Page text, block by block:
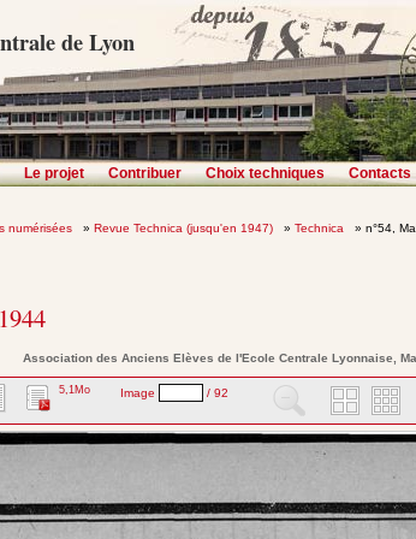
de Lyon
Le projet Contribuer Choix techniques Contacts
numérisées » Revue Technica (jusqu'en 1947) » Technica » n°54,
Association des Anciens Elèves de l'Ecole Centrale Lyonnaise,
5,1Mo Image / 92